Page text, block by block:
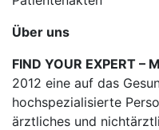
Über uns
FIND YOUR EXPERT –
2012 eine auf das
hochspezialisierte
ärztliches und